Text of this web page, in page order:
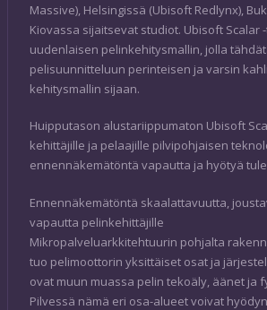
Massive), Helsingissä (Ubisoft Redlynx),
Kiovassa sijaitsevat studiot. Ubisoft Scalar
uudenlaisen pelinkehitysmallin, jolla
pelisuunnitteluun perinteisen ja varsin
kehitysmallin sijaan.
Huipputason alustariippumaton Ubisoft
kehittäjille ja pelaajille pilvipohjaisen
ennennäkemätöntä vapautta ja hyötyä
Ennennäkemätöntä skaalattavuutta,
vapautta pelinkehittäjille
Mikropalveluarkkitehtuurin pohjalta
tuo pelimoottorin yksittäiset osat ja
ovat muun muassa pelin tekoäly, äänet ja
Pilvessä nämä eri osa-alueet voivat